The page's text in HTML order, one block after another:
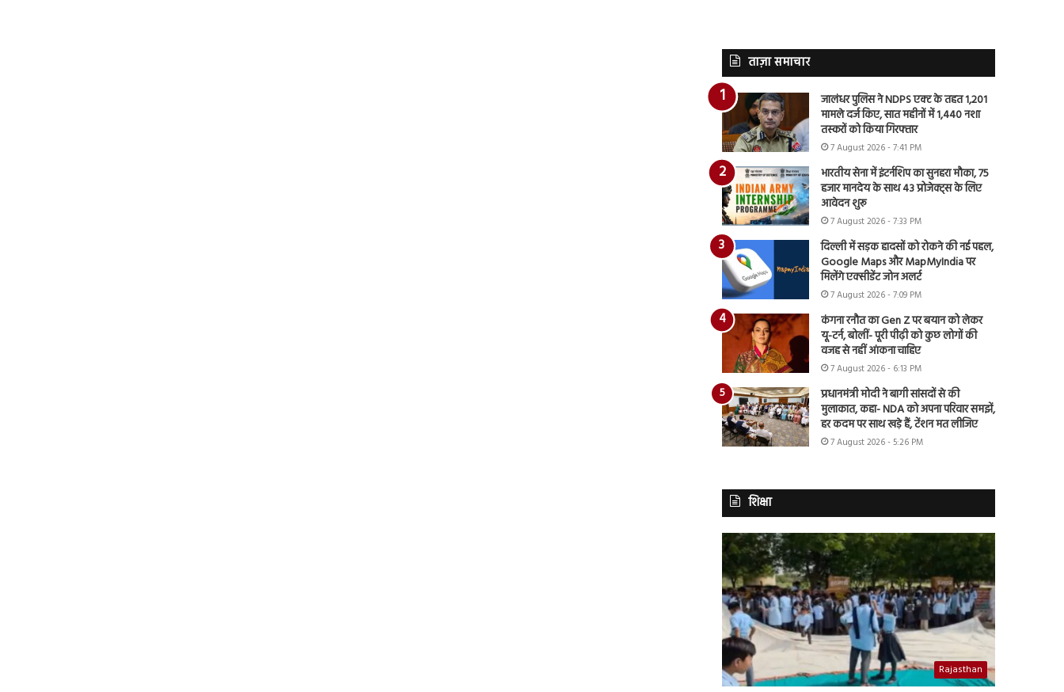
ताज़ा समाचार
जालंधर पुलिस ने NDPS एक्ट के तहत 1,201
मामले दर्ज किए, सात महीनों में 1,440 नशा
तस्करों को किया गिरफ्तार
7 August 2026 - 7:41 PM
भारतीय सेना में इंटर्नशिप का सुनहरा मौका, 75
हजार मानदेय के साथ 43 प्रोजेक्ट्स के लिए
आवेदन शुरू
7 August 2026 - 7:33 PM
दिल्ली में सड़क हादसों को रोकने की नई पहल,
Google Maps और MapMyIndia पर
मिलेंगे एक्सीडेंट जोन अलर्ट
7 August 2026 - 7:09 PM
कंगना रनौत का Gen Z पर बयान को लेकर
यू-टर्न, बोलीं- पूरी पीढ़ी को कुछ लोगों की
वजह से नहीं आंकना चाहिए
7 August 2026 - 6:13 PM
प्रधानमंत्री मोदी ने बागी सांसदों से की
मुलाकात, कहा- NDA को अपना परिवार समझें,
हर कदम पर साथ खड़े हैं, टेंशन मत लीजिए
7 August 2026 - 5:26 PM
शिक्षा
Rajasthan